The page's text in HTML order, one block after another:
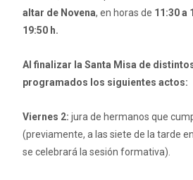
altar de Novena, en horas de 11:30 a
19:50 h.
Al finalizar la Santa Misa de
programados los siguientes actos:
Viernes 2: jura de hermanos que
(previamente, a las siete de la tarde
se celebrará la sesión formativa).